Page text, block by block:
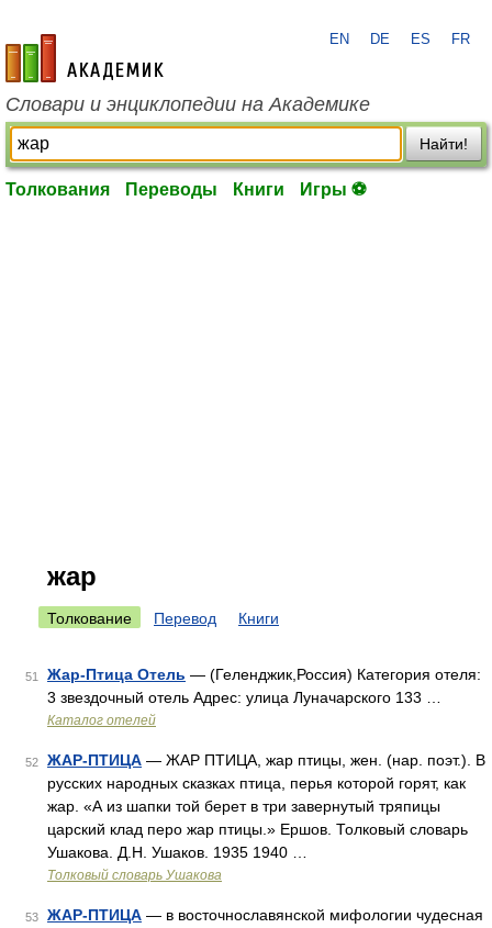
academic.ru
EN DE ES FR
Словари и энциклопедии на Академике
Найти!
Толкования Переводы Книги Игры ⚽
жар
Толкование Перевод Книги
51 Жар-Птица Отель — (Геленджик,Россия) Категория отеля:
3 звездочный отель Адрес: улица Луначарского 133 …
Каталог отелей
52 ЖАР-ПТИЦА — ЖАР ПТИЦА, жар птицы, жен. (нар. поэт.). В
русских народных сказках птица, перья которой горят, как
жар. «А из шапки той берет в три завернутый тряпицы
царский клад перо жар птицы.» Ершов. Толковый словарь
Ушакова. Д.Н. Ушаков. 1935 1940 …
Толковый словарь Ушакова
53 ЖАР-ПТИЦА — в восточнославянской мифологии чудесная